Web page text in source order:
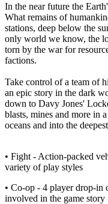
In the near future the
What remains of
stations, deep below the
only world we know, the
torn by the war for
factions.
Take control of a team of
an epic story in the dark
down to Davy Jones'
blasts, mines and more in
oceans and into the
• Fight - Action-packed
variety of play styles
• Co-op - 4 player drop-
involved in the game story